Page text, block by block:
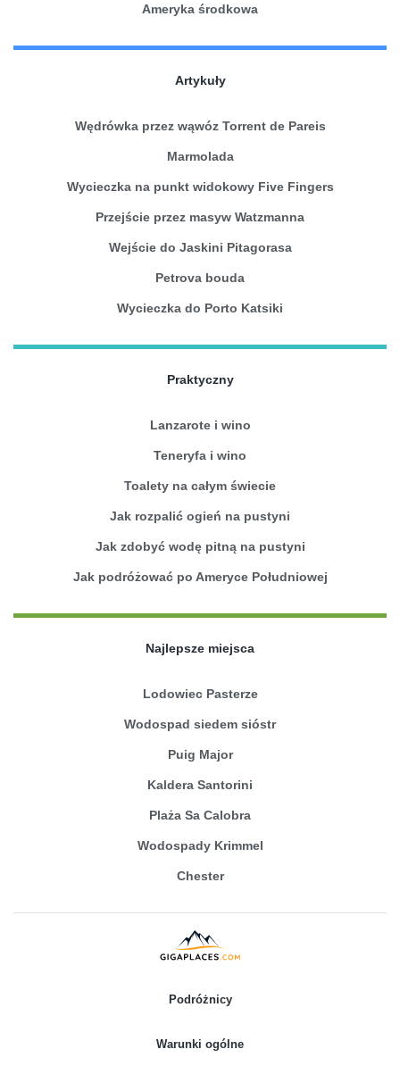
Ameryka środkowa
Artykuły
Wędrówka przez wąwóz Torrent de Pareis
Marmolada
Wycieczka na punkt widokowy Five Fingers
Przejście przez masyw Watzmanna
Wejście do Jaskini Pitagorasa
Petrova bouda
Wycieczka do Porto Katsiki
Praktyczny
Lanzarote i wino
Teneryfa i wino
Toalety na całym świecie
Jak rozpalić ogień na pustyni
Jak zdobyć wodę pitną na pustyni
Jak podróżować po Ameryce Południowej
Najlepsze miejsca
Lodowiec Pasterze
Wodospad siedem sióstr
Puig Major
Kaldera Santorini
Plaża Sa Calobra
Wodospady Krimmel
Chester
Podróżnicy
Warunki ogólne